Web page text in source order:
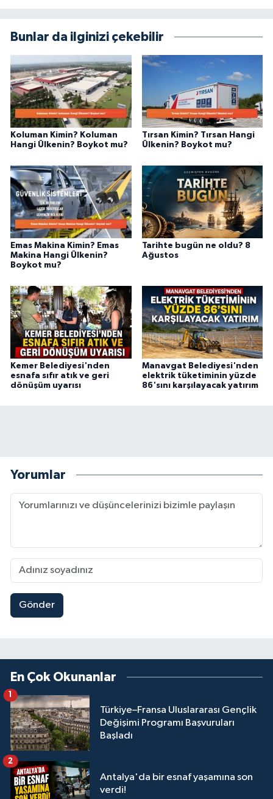
Bunlar da ilginizi çekebilir
Koluman Kimin? Koluman
Hangi Ülkenin? Boykot mu?
Tırsan Kimin? Tırsan Hangi
Ülkenin? Boykot mu?
Emas Makina Kimin? Emas
Makina Hangi Ülkenin?
Boykot mu?
Tarihte bugün ne oldu? 8
Ağustos
Kemer Belediyesi'nden
esnafa sıfır atık ve geri
dönüşüm uyarısı
Manavgat Belediyesi'nden
elektrik tüketiminin yüzde
86'sını karşılayacak yatırım
Yorumlar
Gönder
En Çok Okunanlar
Türkiye–Fransa Uluslararası Gençlik
Değişimi Programı Başvuruları
Başladı
1
Antalya'da bir esnaf yaşamına son
verdi!
2